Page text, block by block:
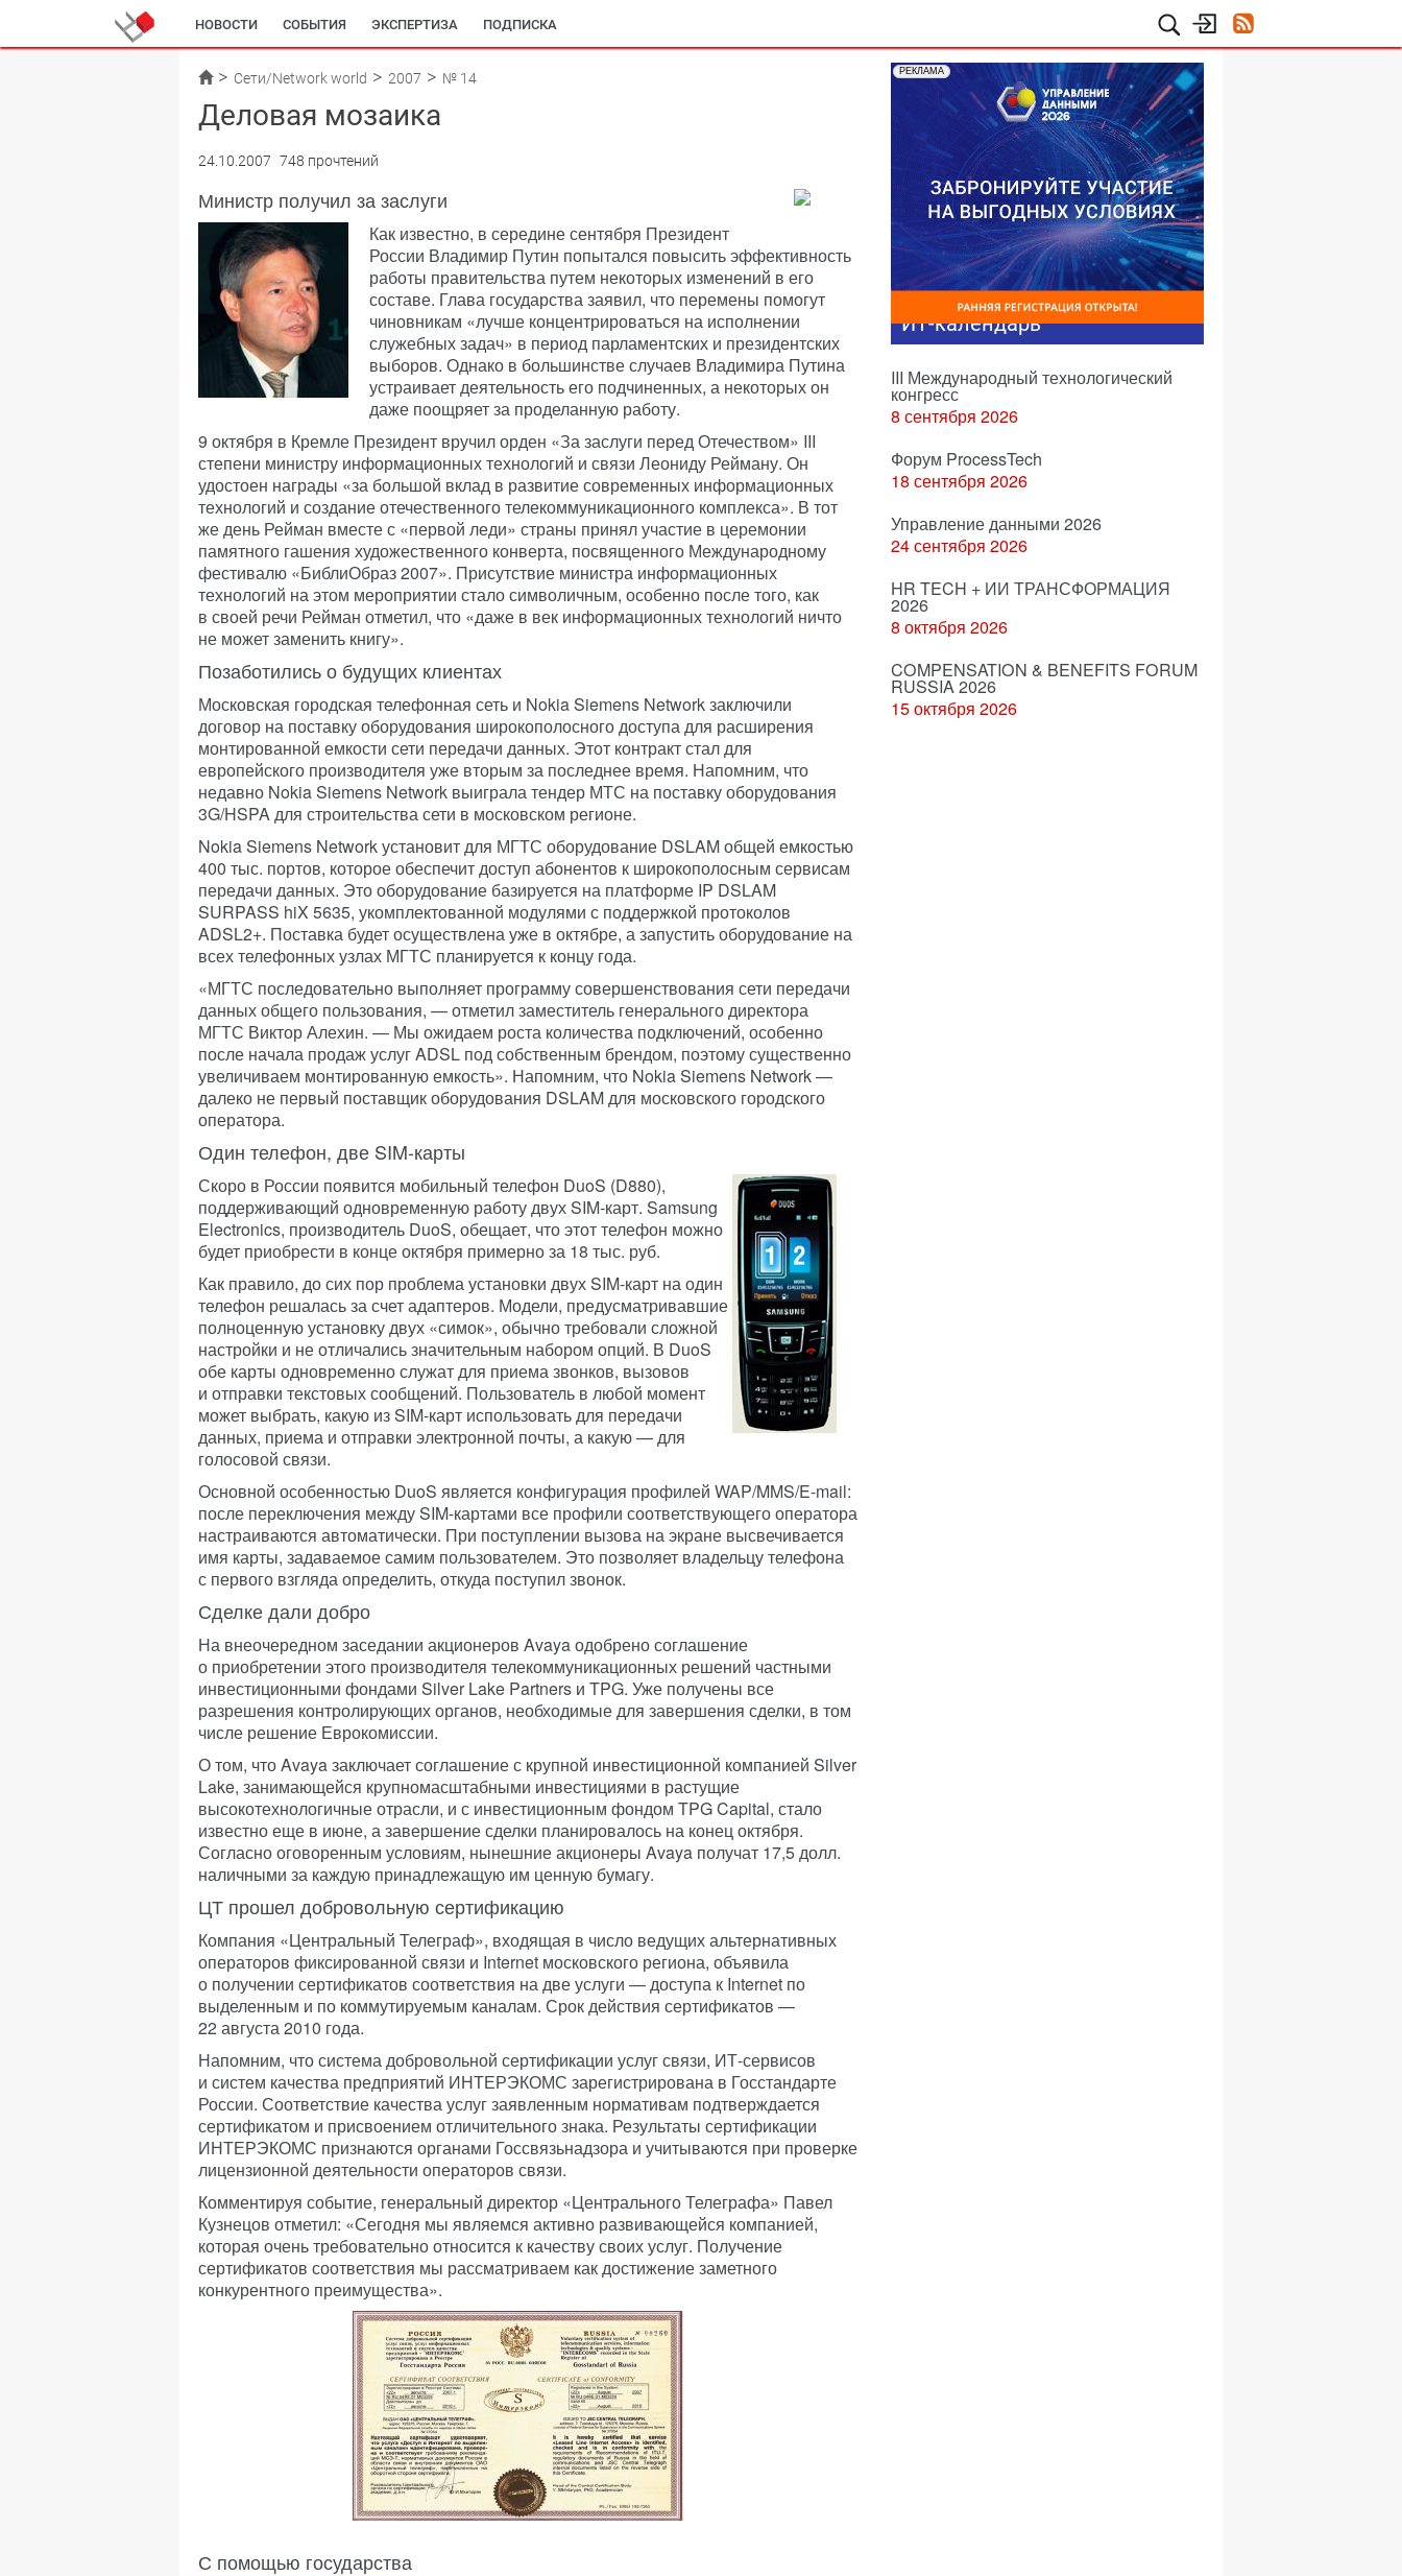
НОВОСТИ СОБЫТИЯ ЭКСПЕРТИЗА ПОДПИСКА
Сети/Network world 2007 № 14
Деловая мозаика
24.10.2007 748 прочтений
Министр получил за заслуги
Как известно, в середине сентября Президент
России Владимир Путин попытался повысить эффективность
работы правительства путем некоторых изменений в его
составе. Глава государства заявил, что перемены помогут
чиновникам «лучше концентрироваться на исполнении
служебных задач» в период парламентских и президентских
выборов. Однако в большинстве случаев Владимира Путина
устраивает деятельность его подчиненных, а некоторых он
даже поощряет за проделанную работу.
9 октября в Кремле Президент вручил орден «За заслуги перед Отечеством» III
степени министру информационных технологий и связи Леониду Рейману. Он
удостоен награды «за большой вклад в развитие современных информационных
технологий и создание отечественного телекоммуникационного комплекса». В тот
же день Рейман вместе с «первой леди» страны принял участие в церемонии
памятного гашения художественного конверта, посвященного Международному
фестивалю «БиблиОбраз 2007». Присутствие министра информационных
технологий на этом мероприятии стало символичным, особенно после того, как
в своей речи Рейман отметил, что «даже в век информационных технологий ничто
не может заменить книгу».
Позаботились о будущих клиентах
Московская городская телефонная сеть и Nokia Siemens Network заключили
договор на поставку оборудования широкополосного доступа для расширения
монтированной емкости сети передачи данных. Этот контракт стал для
европейского производителя уже вторым за последнее время. Напомним, что
недавно Nokia Siemens Network выиграла тендер МТС на поставку оборудования
3G/HSPA для строительства сети в московском регионе.
Nokia Siemens Network установит для МГТС оборудование DSLAM общей емкостью
400 тыс. портов, которое обеспечит доступ абонентов к широкополосным сервисам
передачи данных. Это оборудование базируется на платформе IP DSLAM
SURPASS hiX 5635, укомплектованной модулями с поддержкой протоколов
ADSL2+. Поставка будет осуществлена уже в октябре, а запустить оборудование на
всех телефонных узлах МГТС планируется к концу года.
«МГТС последовательно выполняет программу совершенствования сети передачи
данных общего пользования, — отметил заместитель генерального директора
МГТС Виктор Алехин. — Мы ожидаем роста количества подключений, особенно
после начала продаж услуг ADSL под собственным брендом, поэтому существенно
увеличиваем монтированную емкость». Напомним, что Nokia Siemens Network —
далеко не первый поставщик оборудования DSLAM для московского городского
оператора.
Один телефон, две SIM-карты
Скоро в России появится мобильный телефон DuoS (D880),
поддерживающий одновременную работу двух SIM-карт. Samsung
Electronics, производитель DuoS, обещает, что этот телефон можно
будет приобрести в конце октября примерно за 18 тыс. руб.
Как правило, до сих пор проблема установки двух SIM-карт на один
телефон решалась за счет адаптеров. Модели, предусматривавшие
полноценную установку двух «симок», обычно требовали сложной
настройки и не отличались значительным набором опций. В DuoS
обе карты одновременно служат для приема звонков, вызовов
и отправки текстовых сообщений. Пользователь в любой момент
может выбрать, какую из SIM-карт использовать для передачи
данных, приема и отправки электронной почты, а какую — для
голосовой связи.
Основной особенностью DuoS является конфигурация профилей WAP/MMS/E-mail:
после переключения между SIM-картами все профили соответствующего оператора
настраиваются автоматически. При поступлении вызова на экране высвечивается
имя карты, задаваемое самим пользователем. Это позволяет владельцу телефона
с первого взгляда определить, откуда поступил звонок.
Сделке дали добро
На внеочередном заседании акционеров Avaya одобрено соглашение
о приобретении этого производителя телекоммуникационных решений частными
инвестиционными фондами Silver Lake Partners и TPG. Уже получены все
разрешения контролирующих органов, необходимые для завершения сделки, в том
числе решение Еврокомиссии.
О том, что Avaya заключает соглашение с крупной инвестиционной компанией Silver
Lake, занимающейся крупномасштабными инвестициями в растущие
высокотехнологичные отрасли, и с инвестиционным фондом TPG Capital, стало
известно еще в июне, а завершение сделки планировалось на конец октября.
Согласно оговоренным условиям, нынешние акционеры Avaya получат 17,5 долл.
наличными за каждую принадлежащую им ценную бумагу.
ЦТ прошел добровольную сертификацию
Компания «Центральный Телеграф», входящая в число ведущих альтернативных
операторов фиксированной связи и Internet московского региона, объявила
о получении сертификатов соответствия на две услуги — доступа к Internet по
выделенным и по коммутируемым каналам. Срок действия сертификатов —
22 августа 2010 года.
Напомним, что система добровольной сертификации услуг связи, ИТ-сервисов
и систем качества предприятий ИНТЕРЭКОМС зарегистрирована в Госстандарте
России. Соответствие качества услуг заявленным нормативам подтверждается
сертификатом и присвоением отличительного знака. Результаты сертификации
ИНТЕРЭКОМС признаются органами Госсвязьнадзора и учитываются при проверке
лицензионной деятельности операторов связи.
Комментируя событие, генеральный директор «Центрального Телеграфа» Павел
Кузнецов отметил: «Сегодня мы являемся активно развивающейся компанией,
которая очень требовательно относится к качеству своих услуг. Получение
сертификатов соответствия мы рассматриваем как достижение заметного
конкурентного преимущества».
С помощью государства
РЕКЛАМА
ИТ-календарь
III Международный технологический
конгресс
8 сентября 2026
Форум ProcessTech
18 сентября 2026
Управление данными 2026
24 сентября 2026
HR TECH + ИИ ТРАНСФОРМАЦИЯ
2026
8 октября 2026
COMPENSATION & BENEFITS FORUM
RUSSIA 2026
15 октября 2026